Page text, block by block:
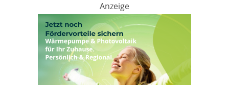
Anzeige